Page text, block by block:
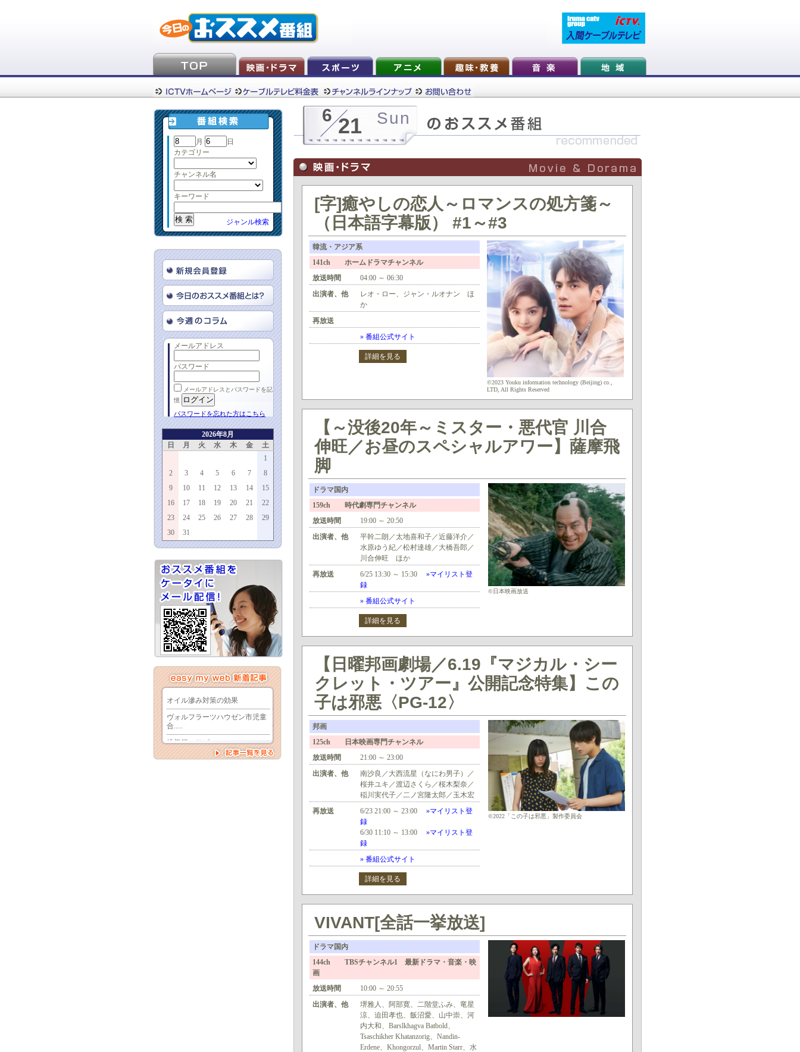
月
日
カテゴリー
チャンネル名
キーワード
ジャンル検索
メールアドレス
パスワード
メールアドレスとパスワードを記
憶
パスワードを忘れた方はこちら
2026年8月
日
月 火 水 木 金
土
1
2
3 4 5 6 7
8
9
10 11 12 13 14
15
16
17 18 19 20 21
22
23
24 25 26 27 28
29
30
31
6 21 Sun
[字]癒やしの恋人～ロマンスの処方箋～
（日本語字幕版） #1～#3
韓流・アジア系
141ch ホームドラマチャンネル
放送時間
04:00 ～ 06:30
出演者、他
レオ・ロー、ジャン・ルオナン ほ
か
再放送
» 番組公式サイト
詳細を見る
©2023 Youku information technology (Beijing) co.,
LTD, All Rights Reserved
【～没後20年～ミスター・悪代官 川合
伸旺／お昼のスペシャルアワー】薩摩飛
脚
ドラマ国内
159ch 時代劇専門チャンネル
放送時間
19:00 ～ 20:50
出演者、他
平幹二朗／太地喜和子／近藤洋介／
水原ゆう紀／松村達雄／大橋吾郎／
川合伸旺 ほか
再放送
6/25 13:30 ～ 15:30
»マイリスト登
録
» 番組公式サイト
詳細を見る
©日本映画放送
【日曜邦画劇場／6.19『マジカル・シー
クレット・ツアー』公開記念特集】この
子は邪悪〈PG-12〉
邦画
125ch 日本映画専門チャンネル
放送時間
21:00 ～ 23:00
出演者、他
南沙良／大西流星（なにわ男子）／
桜井ユキ／渡辺さくら／桜木梨奈／
稲川実代子／二ノ宮隆太郎／玉木宏
再放送
6/23 21:00 ～ 23:00
»マイリスト登
録
6/30 11:10 ～ 13:00
»マイリスト登
録
» 番組公式サイト
詳細を見る
©2022「この子は邪悪」製作委員会
VIVANT[全話一挙放送]
ドラマ国内
144ch TBSチャンネル1 最新ドラマ・音楽・映
画
放送時間
10:00 ～ 20:55
出演者、他
堺雅人、阿部寛、二階堂ふみ、竜星
涼、迫田孝也、飯沼愛、山中崇、河
内大和、Barslkhagva Batbold、
Tsaschikher Khatanzorig、Nandin-
Erdene、Khongorzul、Martin Starr、水